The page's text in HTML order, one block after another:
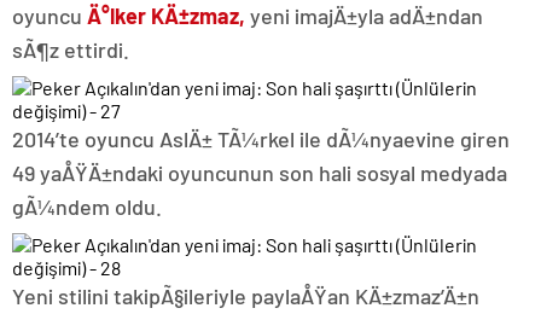
oyuncu Ä°lker KÄ±zmaz, yeni imajÄ±yla adÄ±ndan
sÃ¶z ettirdi.
2014’te oyuncu AslÄ± TÃ¼rkel ile dÃ¼nyaevine giren
49 yaÅŸÄ±ndaki oyuncunun son hali sosyal medyada
gÃ¼ndem oldu.
Yeni stilini takipÃ§ileriyle paylaÅŸan KÄ±zmaz’Ä±n